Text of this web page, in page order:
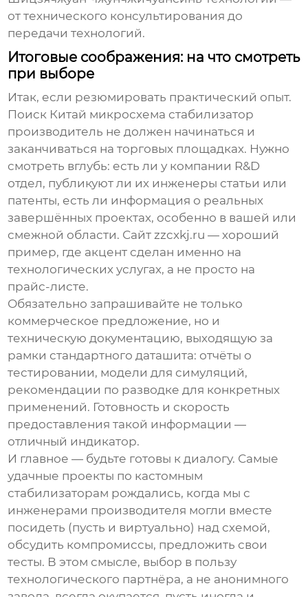
от технического консультирования до
передачи технологий.
Итоговые соображения: на что смотреть
при выборе
Итак, если резюмировать практический опыт.
Поиск Китай микросхема стабилизатор
производитель не должен начинаться и
заканчиваться на торговых площадках. Нужно
смотреть вглубь: есть ли у компании R&D
отдел, публикуют ли их инженеры статьи или
патенты, есть ли информация о реальных
завершённых проектах, особенно в вашей или
смежной области. Сайтzzcxkj.ru — хороший
пример, где акцент сделан именно на
технологических услугах, а не просто на
прайс-листе.
Обязательно запрашивайте не только
коммерческое предложение, но и
техническую документацию, выходящую за
рамки стандартного даташита: отчёты о
тестировании, модели для симуляций,
рекомендации по разводке для конкретных
применений. Готовность и скорость
предоставления такой информации —
отличный индикатор.
И главное — будьте готовы к диалогу. Самые
удачные проекты по кастомным
стабилизаторам рождались, когда мы с
инженерами производителя могли вместе
посидеть (пусть и виртуально) над схемой,
обсудить компромиссы, предложить свои
тесты. В этом смысле, выбор в пользу
технологического партнёра, а не анонимного